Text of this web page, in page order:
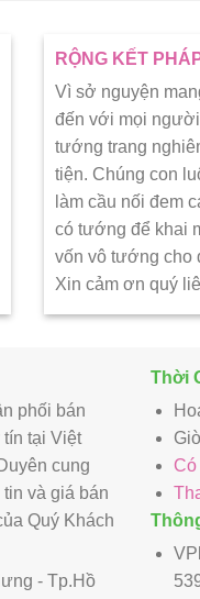
RỘNG KẾT
Vì sở nguyện
đến với mọi
tướng trang
tiện. Chúng con
làm cầu nối đem
có tướng để khai
vốn vô tướng cho
Xin cảm ơn quý
phối bán
tín tại Việt
cung
và giá bán
Quý Khách
- Tp.Hồ
Thời
Có